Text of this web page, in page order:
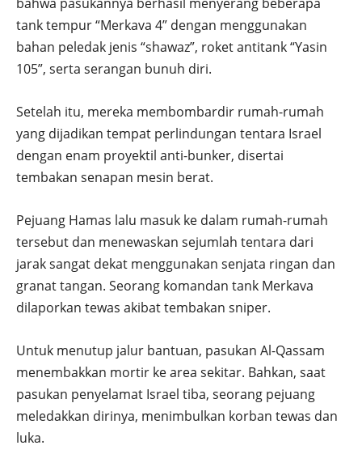
tank tempur “Merkava 4” dengan menggunakan
bahan peledak jenis “shawaz”, roket antitank “Yasin
105”, serta serangan bunuh diri.
Setelah itu, mereka membombardir rumah-rumah
yang dijadikan tempat perlindungan tentara Israel
dengan enam proyektil anti-bunker, disertai
tembakan senapan mesin berat.
Pejuang Hamas lalu masuk ke dalam rumah-rumah
tersebut dan menewaskan sejumlah tentara dari
jarak sangat dekat menggunakan senjata ringan dan
granat tangan. Seorang komandan tank Merkava
dilaporkan tewas akibat tembakan sniper.
Untuk menutup jalur bantuan, pasukan Al-Qassam
menembakkan mortir ke area sekitar. Bahkan, saat
pasukan penyelamat Israel tiba, seorang pejuang
meledakkan dirinya, menimbulkan korban tewas dan
luka.